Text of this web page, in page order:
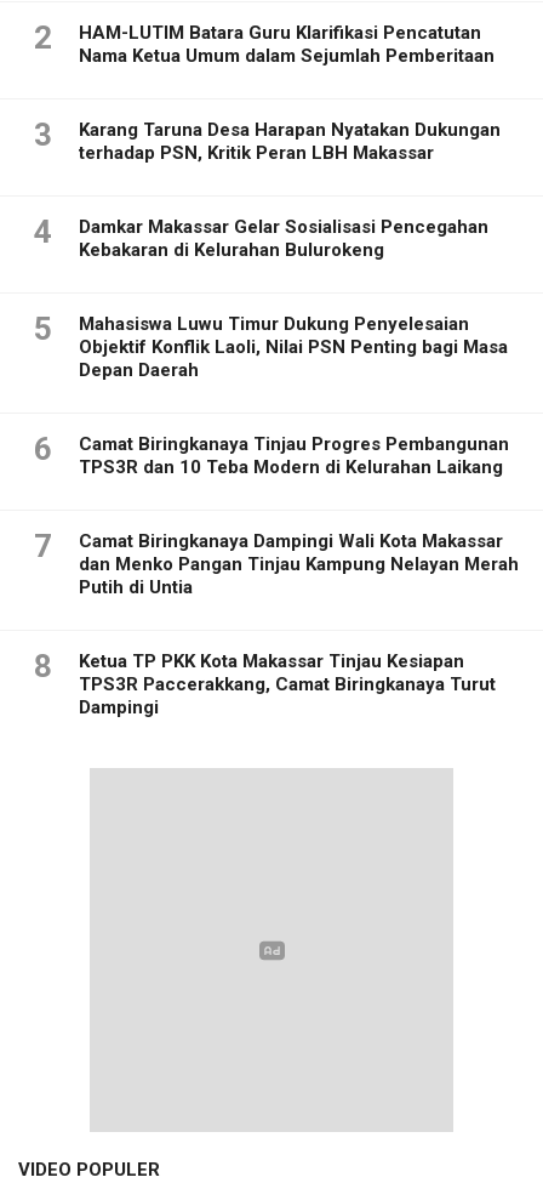
2
HAM-LUTIM Batara Guru Klarifikasi Pencatutan
Nama Ketua Umum dalam Sejumlah Pemberitaan
3
Karang Taruna Desa Harapan Nyatakan Dukungan
terhadap PSN, Kritik Peran LBH Makassar
4
Damkar Makassar Gelar Sosialisasi Pencegahan
Kebakaran di Kelurahan Bulurokeng
5
Mahasiswa Luwu Timur Dukung Penyelesaian
Objektif Konflik Laoli, Nilai PSN Penting bagi Masa
Depan Daerah
6
Camat Biringkanaya Tinjau Progres Pembangunan
TPS3R dan 10 Teba Modern di Kelurahan Laikang
7
Camat Biringkanaya Dampingi Wali Kota Makassar
dan Menko Pangan Tinjau Kampung Nelayan Merah
Putih di Untia
8
Ketua TP PKK Kota Makassar Tinjau Kesiapan
TPS3R Paccerakkang, Camat Biringkanaya Turut
Dampingi
VIDEO POPULER